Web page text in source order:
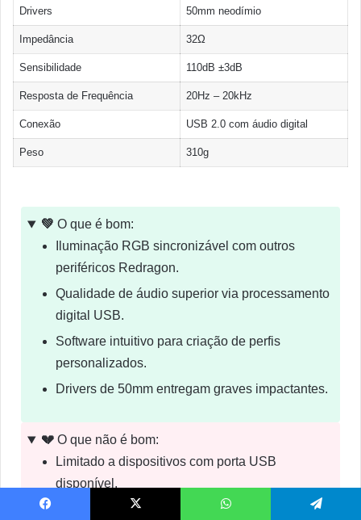
Drivers 50mm neodímio
Impedância 32Ω
Sensibilidade 110dB ±3dB
Resposta de Frequência 20Hz – 20kHz
Conexão USB 2.0 com áudio digital
Peso 310g
💚 O que é bom:
Iluminação RGB sincronizável com outros
periféricos Redragon.
Qualidade de áudio superior via processamento
digital USB.
Software intuitivo para criação de perfis
personalizados.
Drivers de 50mm entregam graves impactantes.
💔O que não é bom:
Limitado a dispositivos com porta USB
disponível.
Peso adicional da iluminação pode causar